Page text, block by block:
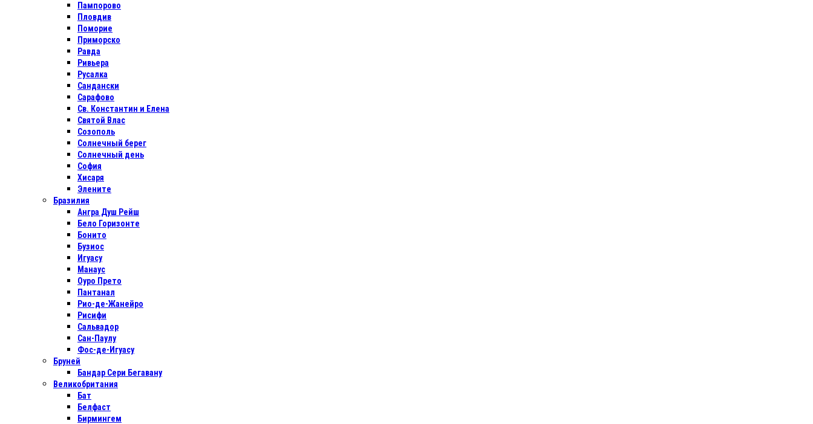
Пампорово
Пловдив
Поморие
Приморско
Равда
Ривьера
Русалка
Сандански
Сарафово
Св. Константин и Елена
Святой Влас
Созополь
Солнечный берег
Солнечный день
София
Хисаря
Элените
Бразилия
Ангра Душ Рейш
Бело Горизонте
Бонито
Бузиос
Игуасу
Манаус
Оуро Прето
Пантанал
Рио-де-Жанейро
Рисифи
Сальвадор
Сан-Паулу
Фос-де-Игуасу
Бруней
Бандар Сери Бегавану
Великобритания
Бат
Белфаст
Бирмингем